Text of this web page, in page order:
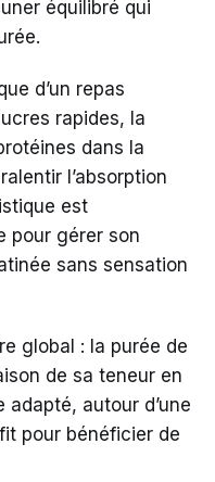
équilibré qui
d’un repas
rapides, la
dans la
l’absorption
est
pour gérer son
sans sensation
global : la purée de
de sa teneur en
autour d’une
pour bénéficier de